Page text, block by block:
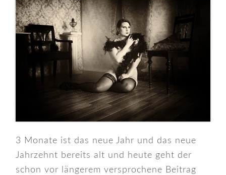
3 Monate ist das neue Jahr und das neue
Jahrzehnt bereits alt und heute geht der
schon vor längerem versprochene Beitrag